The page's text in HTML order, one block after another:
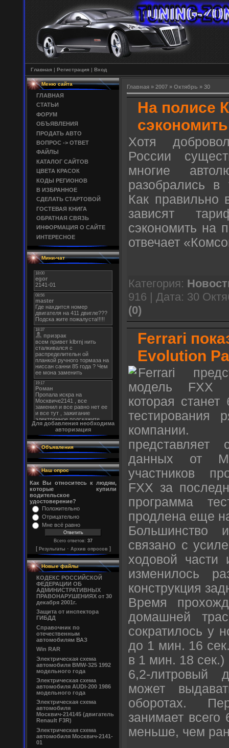
Главная | Регистрация | Вход
Меню сайта
ГЛАВНАЯ
СТАТЬИ
ФОРУМ
ОБЪЯВЛЕНИЯ
ПРОДАТЬ АВТО
ВОПРОС -> ОТВЕТ
ФАЙЛЫ
КАТАЛОГ САЙТОВ
ЦВЕТА КРАСОК
КОДЫ РЕГИОНОВ
В ИЗБРАННОЕ
СДЕЛАТЬ СТАРТОВОЙ
ГОСТЕВАЯ КНИГА
ОБРАТНАЯ СВЯЗЬ
ИНФОРМАЦИЯ О САЙТЕ
ИНТЕРЕСНОЕ
Мини-чат
Для добавления необходима
авторизация
Объявления
Наш опрос
Как Вы относитесь к людям,
которые купили
водительское
удостоверение?
Положительно
Отрицательно
Мне всё равно
Всего ответов: 37
[ Результаты · Архив опросов ]
Новые файлы
КОДЕКС РОССИЙСКОЙ
ФЕДЕРАЦИИ ОБ
АДМИНИСТРАТИВНЫХ
ПРАВОНАРУШЕНИЯХ от 30
декабря 2001г.
Защита от инспектора
ГИБДД
Справочник по
отечественным
автомобилям ВАЗ
Win RAR
Электрическая схема
автомобиля BMW-325 1992
модельного года
Электрическая схема
автомобиля AUDI-200 1986
модельного года
Электрическая схема
автомобиля
Москвич-214145 (двигатель
Renault F3R)
Электрическая схема
автомобиля Москвич-2141-
01
Главная » 2007 » Октябрь » 30
На полисе
сэкономить
Хотя
России
многие
разобрались в
Как правильно
зависят
сэкономить на
отвечает
Категория:
916 | Дата: 30
(0)
Ferrari
Evolution
Ferrari
модель FXX
которая
тестирования
компании.
представляет
данных от
участников
FXX за
программа
продлена еще
Большинство
связано с
ходовой части
изменилось
конструкция
Время
домашней
сократилось у
до 1 мин. 16
в 1 мин. 18 сек.)
6,2-литровый
может
оборотах.
занимает
меньше, чем